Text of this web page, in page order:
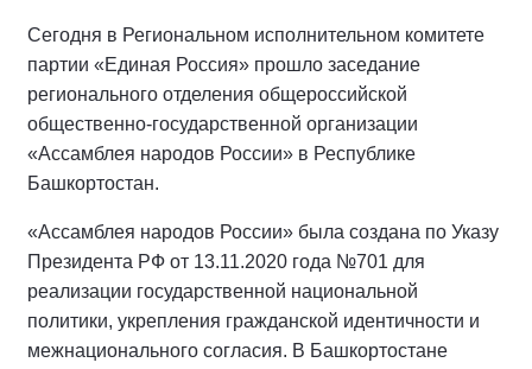
Сегодня в Региональном исполнительном комитете
партии «Единая Россия» прошло заседание
регионального отделения общероссийской
общественно-государственной организации
«Ассамблея народов России» в Республике
Башкортостан.
«Ассамблея народов России» была создана по Указу
Президента РФ от 13.11.2020 года №701 для
реализации государственной национальной
политики, укрепления гражданской идентичности и
межнационального согласия. В Башкортостане